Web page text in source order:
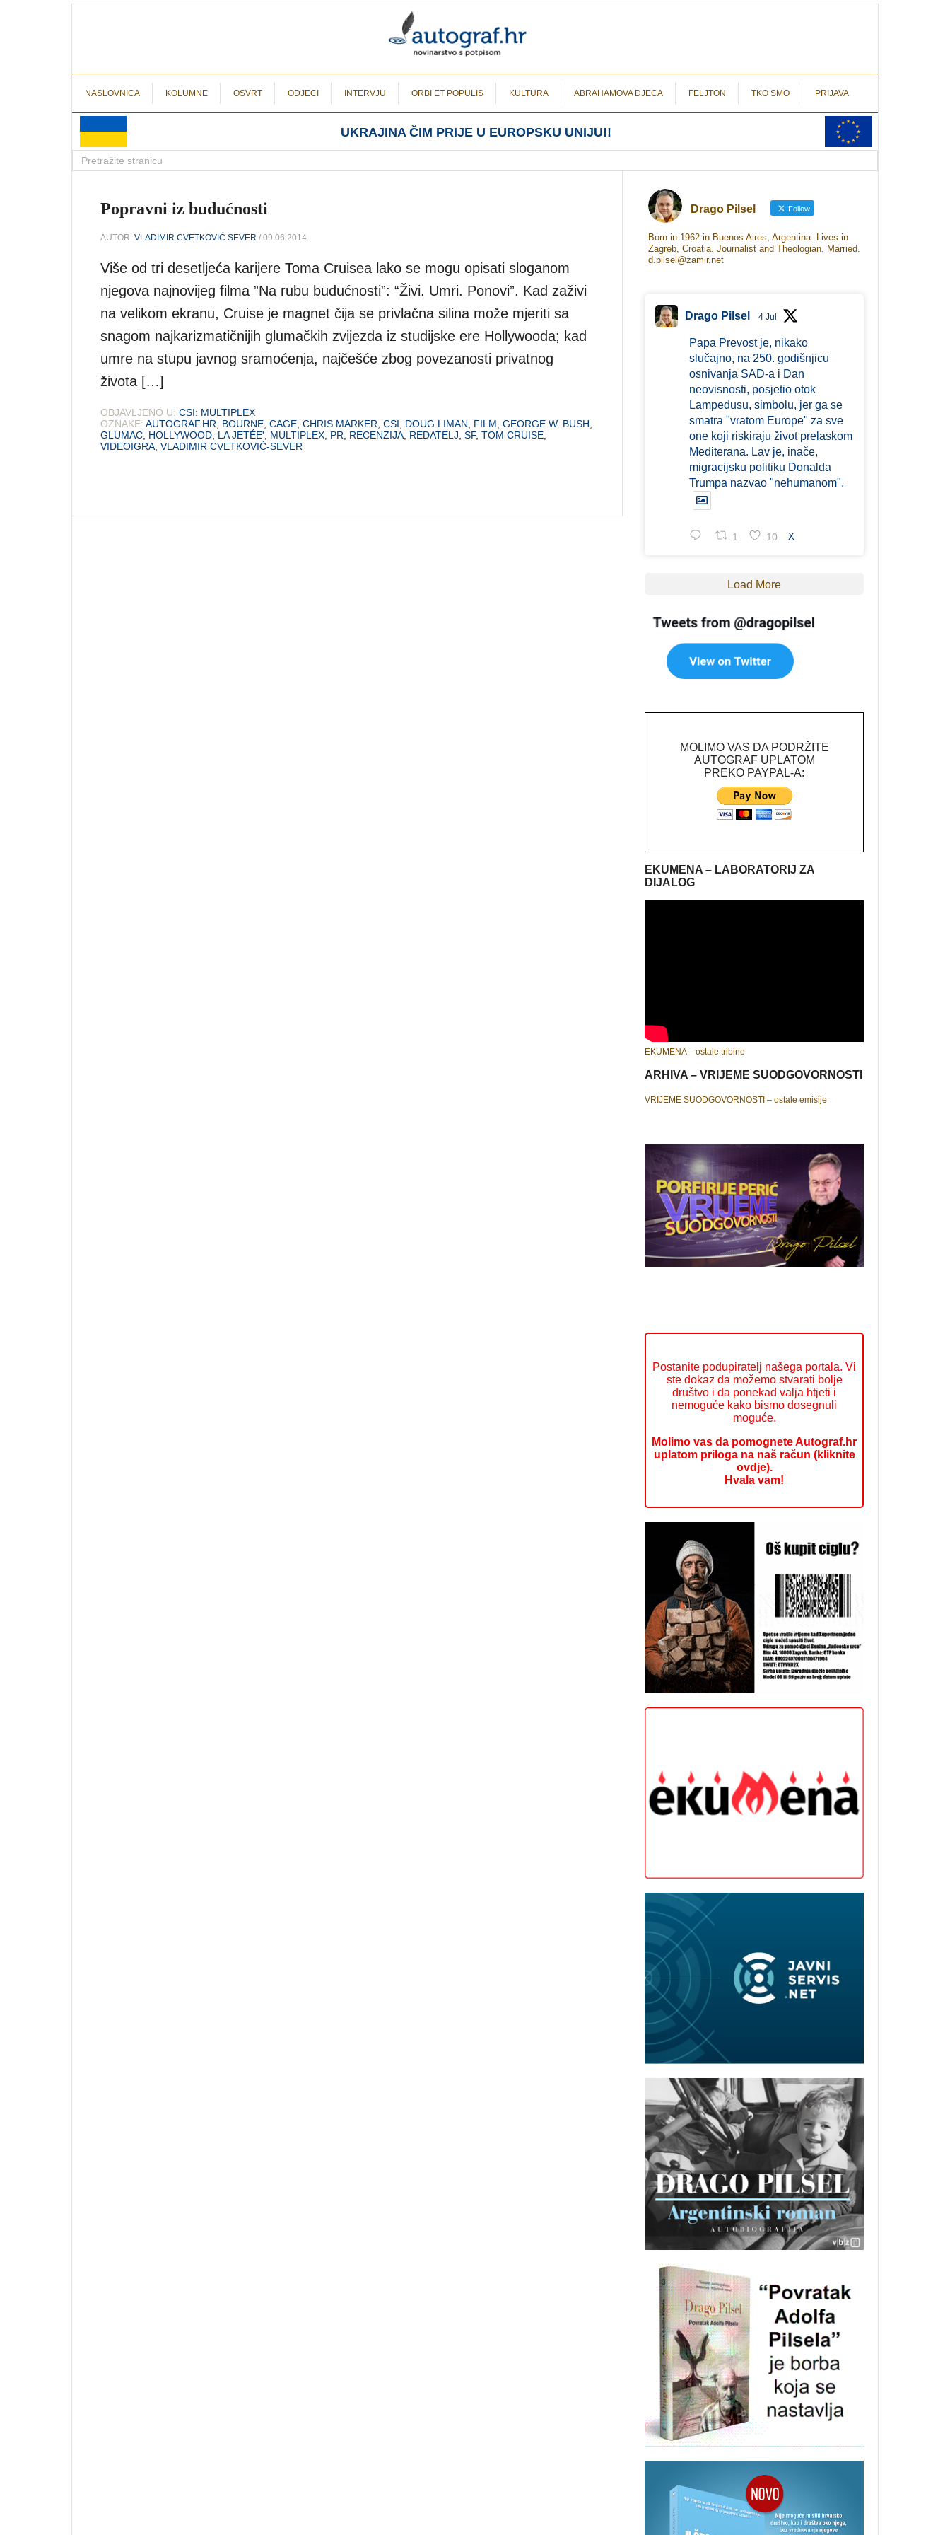
NASLOVNICA KOLUMNE OSVRT ODJECI INTERVJU ORBI ET POPULIS KULTURA ABRAHAMOVA DJECA FELJTON TKO SMO PRIJAVA
UKRAJINA ČIM PRIJE U EUROPSKU UNIJU!!
Popravni iz budućnosti
AUTOR: VLADIMIR CVETKOVIĆ SEVER / 09.06.2014.
Više od tri desetljeća karijere Toma Cruisea lako se mogu opisati sloganom
njegova najnovijeg filma ”Na rubu budućnosti”: “Živi. Umri. Ponovi”. Kad zaživi
na velikom ekranu, Cruise je magnet čija se privlačna silina može mjeriti sa
snagom najkarizmatičnijih glumačkih zvijezda iz studijske ere Hollywooda; kad
umre na stupu javnog sramoćenja, najčešće zbog povezanosti privatnog
života […]
OBJAVLJENO U: CSI: MULTIPLEX
OZNAKE: AUTOGRAF.HR BOURNE CAGE CHRIS MARKER CSI DOUG LIMAN FILM GEORGE W. BUSH
GLUMAC HOLLYWOOD LA JETÉE' MULTIPLEX PR RECENZIJA REDATELJ SF, TOM CRUISE
VIDEOIGRA VLADIMIR CVETKOVIĆ-SEVER
Drago Pilsel Follow
Born in 1962 in Buenos Aires, Argentina. Lives in
Zagreb, Croatia. Journalist and Theologian. Married.
d.pilsel@zamir.net
Drago Pilsel 4 Jul
Papa Prevost je, nikako
slučajno, na 250. godišnjicu
osnivanja SAD-a i Dan
neovisnosti, posjetio otok
Lampedusu, simbolu, jer ga se
smatra "vratom Europe" za sve
one koji riskiraju život prelaskom
Mediterana. Lav je, inače,
migracijsku politiku Donalda
Trumpa nazvao "nehumanom".
1 10 X
Load More
MOLIMO VAS DA PODRŽITE
AUTOGRAF UPLATOM
PREKO PAYPAL-A:
EKUMENA – LABORATORIJ ZA
DIJALOG
EKUMENA – ostale tribine
ARHIVA – VRIJEME SUODGOVORNOSTI
VRIJEME SUODGOVORNOSTI – ostale emisije
Postanite podupiratelj našega portala. Vi
ste dokaz da možemo stvarati bolje
društvo i da ponekad valja htjeti i
nemoguće kako bismo dosegnuli
moguće.
Molimo vas da pomognete Autograf.hr
uplatom priloga na naš račun (kliknite
ovdje).
Hvala vam!